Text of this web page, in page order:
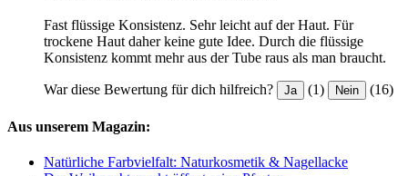
Fast flüssige Konsistenz. Sehr leicht auf der Haut. Für
trockene Haut daher keine gute Idee. Durch die flüssige
Konsistenz kommt mehr aus der Tube raus als man braucht.
War diese Bewertung für dich hilfreich? Ja (1) Nein (16)
Aus unserem Magazin:
Natürliche Farbvielfalt: Naturkosmetik & Nagellacke